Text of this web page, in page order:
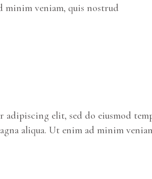
minim veniam, quis nostrud
adipiscing elit, sed do eiusmod
aliqua. Ut enim ad minim